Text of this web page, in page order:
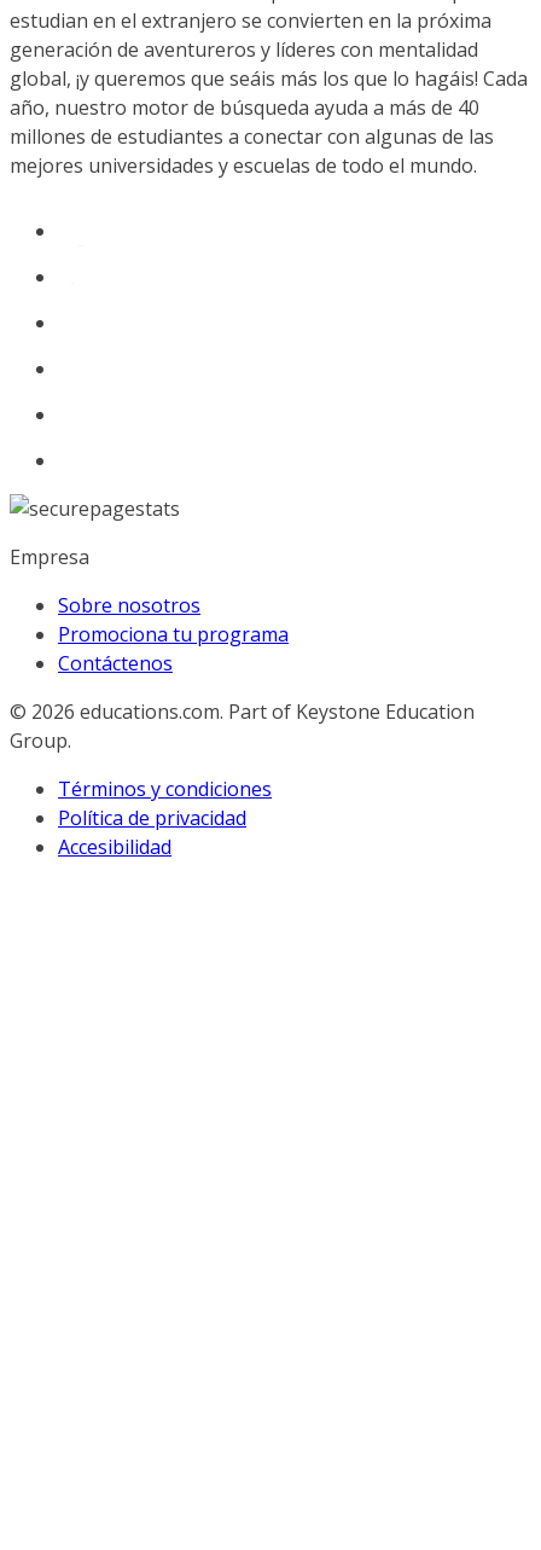
estudian en el extranjero se convierten en la próxima
generación de aventureros y líderes con mentalidad
global, ¡y queremos que seáis más los que lo hagáis! Cada
año, nuestro motor de búsqueda ayuda a más de 40
millones de estudiantes a conectar con algunas de las
mejores universidades y escuelas de todo el mundo.
Empresa
Sobre nosotros
Promociona tu programa
Contáctenos
© 2026 educations.com. Part of Keystone Education
Group.
Términos y condiciones
Política de privacidad
Accesibilidad